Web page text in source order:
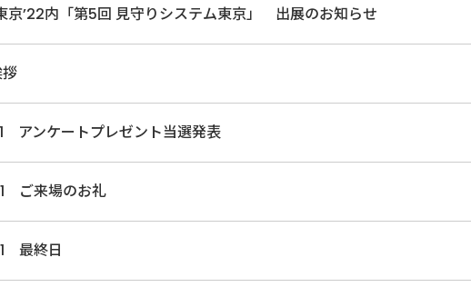
京’22内「第5回 見守りシステム東京」 出展のお知らせ
アンケートプレゼント当選発表
ご来場のお礼
最終日